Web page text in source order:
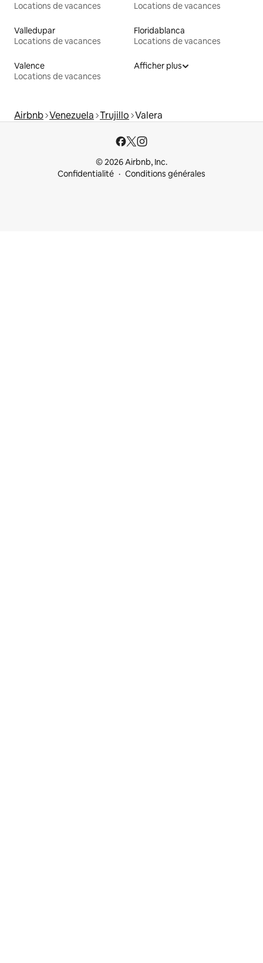
Locations de vacances
Locations de vacances
Valledupar
Locations de vacances
Floridablanca
Locations de vacances
Valence
Locations de vacances
Afficher plus
Airbnb Venezuela Trujillo Valera
© 2026 Airbnb, Inc.
Confidentialité
Conditions générales